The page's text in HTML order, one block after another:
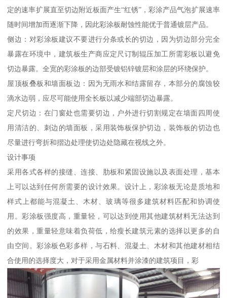
定的速率扩展直至切边附近板面产生“红锈”，彩涂产品气泡扩展速率
随时间增加而逐渐下降，因此彩涂板耐蚀性能优于普通镀层产品。
侧边：对彩涂板建议不要进行分条或长的切边，因为切边部分完全
暴露在环境中，建筑板生产商应定尺订制辊压加工所需彩板以避免
切边暴露。全宽的彩涂板的边部受镀铝锌镀层和涂层的环绕保护。
屋顶板叠板和墙面板边：因为无雨水和结露留存，本部分的腐蚀较
滴水边弱，应尽可能使用全长板以减少端部切边暴露。
定尺切边：在门窗处也需要切边，户外进行切割规定在墙面四周使
用清洁的、刺边的墙面板，采用装饰板保护切边，装饰板的切边也
尽量进行弯折和摺边处理使切边处隐藏在视线之外。
设计事项
采用各式各样的接缝、连接、肋板和紧固设施以及表面处理，基本
上可以达到任何所需要的设计效果。设计上，彩涂板无论是质地和
样式上都能与混凝土、木材、玻璃等很多建筑材料匹配和协调使
用。彩涂板强度高，重量轻，可以达到使用其他建筑材料无法达到
的效果，重量轻意味着负荷低，给瘦长建筑元素的选择以更多的自
由空间。彩涂板色彩多样，与石料、混凝土、木材和其他建材相结
合使用的选择度大，对于采用金属材料并涂漆的建筑项目，彩